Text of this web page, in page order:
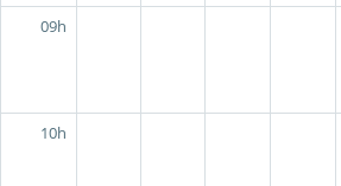
09h
10h